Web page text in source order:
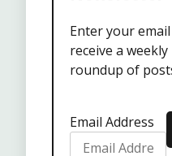
Enter your
receive a weekly
roundup of
Email Address